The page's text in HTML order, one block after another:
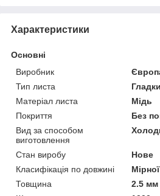
Характеристики
Основні
Виробник
Тип листа
Матеріал листа
Мідь
Покриття
Без
Вид за способом
виготовлення
Стан виробу
Нове
Класифікація по довжині
Товщина
2.5 мм